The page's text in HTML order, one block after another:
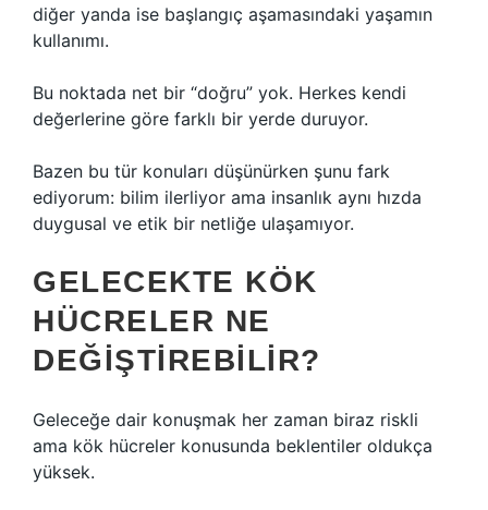
diğer yanda ise başlangıç aşamasındaki yaşamın
kullanımı.
Bu noktada net bir “doğru” yok. Herkes kendi
değerlerine göre farklı bir yerde duruyor.
Bazen bu tür konuları düşünürken şunu fark
ediyorum: bilim ilerliyor ama insanlık aynı hızda
duygusal ve etik bir netliğe ulaşamıyor.
GELECEKTE KÖK
HÜCRELER NE
DEĞIŞTIREBILIR?
Geleceğe dair konuşmak her zaman biraz riskli
ama kök hücreler konusunda beklentiler oldukça
yüksek.